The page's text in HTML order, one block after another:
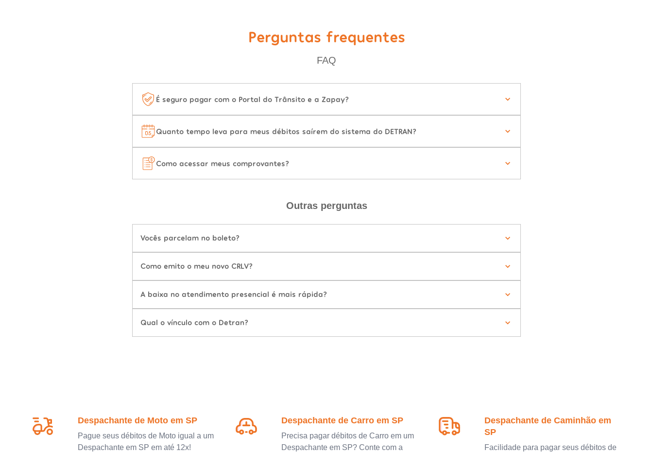
Perguntas frequentes
FAQ
É seguro pagar com o Portal do Trânsito e a Zapay?
Quanto tempo leva para meus débitos saírem do sistema do DETRAN?
Como acessar meus comprovantes?
Outras perguntas
Vocês parcelam no boleto?
Como emito o meu novo CRLV?
A baixa no atendimento presencial é mais rápida?
Qual o vínculo com o Detran?
Despachante de Moto em SP
Pague seus débitos de Moto igual a um
Despachante em SP em até 12x!
Despachante de Carro em SP
Precisa pagar débitos de Carro em um
Despachante em SP? Conte com a
Despachante de Caminhão em
SP
Facilidade para pagar seus débitos de